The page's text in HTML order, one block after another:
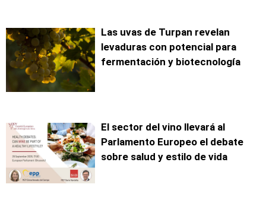
Las uvas de Turpan revelan
levaduras con potencial para
fermentación y biotecnología
El sector del vino llevará al
Parlamento Europeo el debate
sobre salud y estilo de vida